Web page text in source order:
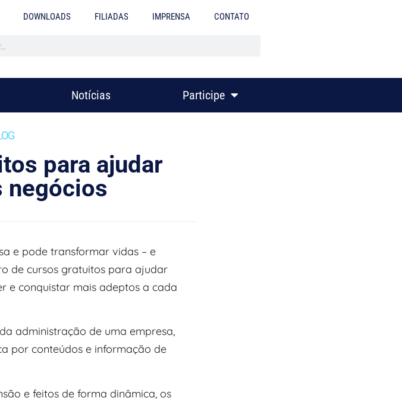
DOWNLOADS FILIADAS IMPRENSA CONTATO
Notícias Participe
para ajudar
negócios
e pode transformar vidas – e
de cursos gratuitos para ajudar
e conquistar mais adeptos a cada
administração de uma empresa,
por conteúdos e informação de
e feitos de forma dinâmica, os